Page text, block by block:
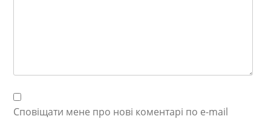
Сповіщати мене про нові коментарі по e-mail